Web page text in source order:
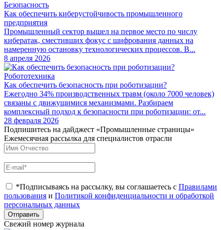
Безопасность
Как обеспечить киберустойчивость промышленного
предприятия
Промышленный сектор вышел на первое место по числу
кибератак, сместивших фокус с шифрования данных на
намеренную остановку технологических процессов. В...
8 апреля 2026
Робототехника
Как обеспечить безопасность при роботизации?
Ежегодно 34% производственных травм (около 7000 человек)
связаны с движущимися механизмами. Разбираем
комплексный подход к безопасности при роботизации: от...
28 февраля 2026
Подпишитесь на дайджест «Промышленные страницы»
Ежемесячная рассылка для специалистов отрасли
*Подписываясь на рассылку, вы соглашаетесь с Правилами
пользования и Политикой конфиденциальности и обработкой
персональных данных
Отправить
Свежий номер журнала